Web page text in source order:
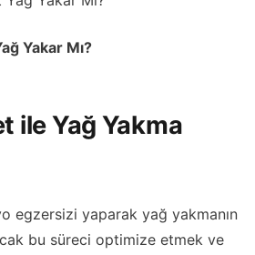
Yakar Mı?
ile Yağ Yakma
egzersizi yaparak yağ yakmanın
bu süreci optimize etmek ve